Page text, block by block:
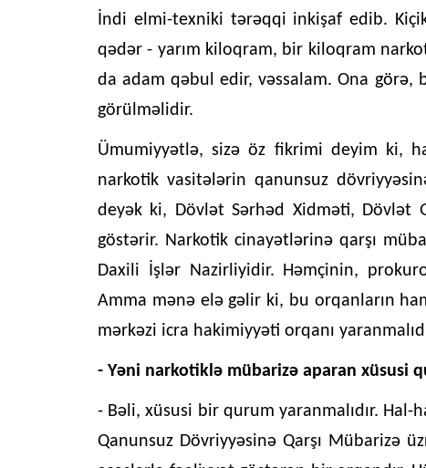
İndi elmi-texniki tərəqqi inkişaf edib.
qədər - yarım kiloqram, bir kiloqram
da adam qəbul edir, vəssalam. Ona
görülməlidir.
Ümumiyyətlə, sizə öz fikrimi deyim ki,
narkotik vasitələrin qanunsuz
deyək ki, Dövlət Sərhəd Xidməti, Dövlət
göstərir. Narkotik cinayətlərinə qarşı
Daxili İşlər Nazirliyidir. Həmçinin,
Amma mənə elə gəlir ki, bu orqanların
mərkəzi icra hakimiyyəti orqanı
- Yəni narkotiklə mübarizə aparan xüsusi
- Bəli, xüsusi bir qurum yaranmalıdır. Hal-
Qanunsuz Dövriyyəsinə Qarşı Mübarizə